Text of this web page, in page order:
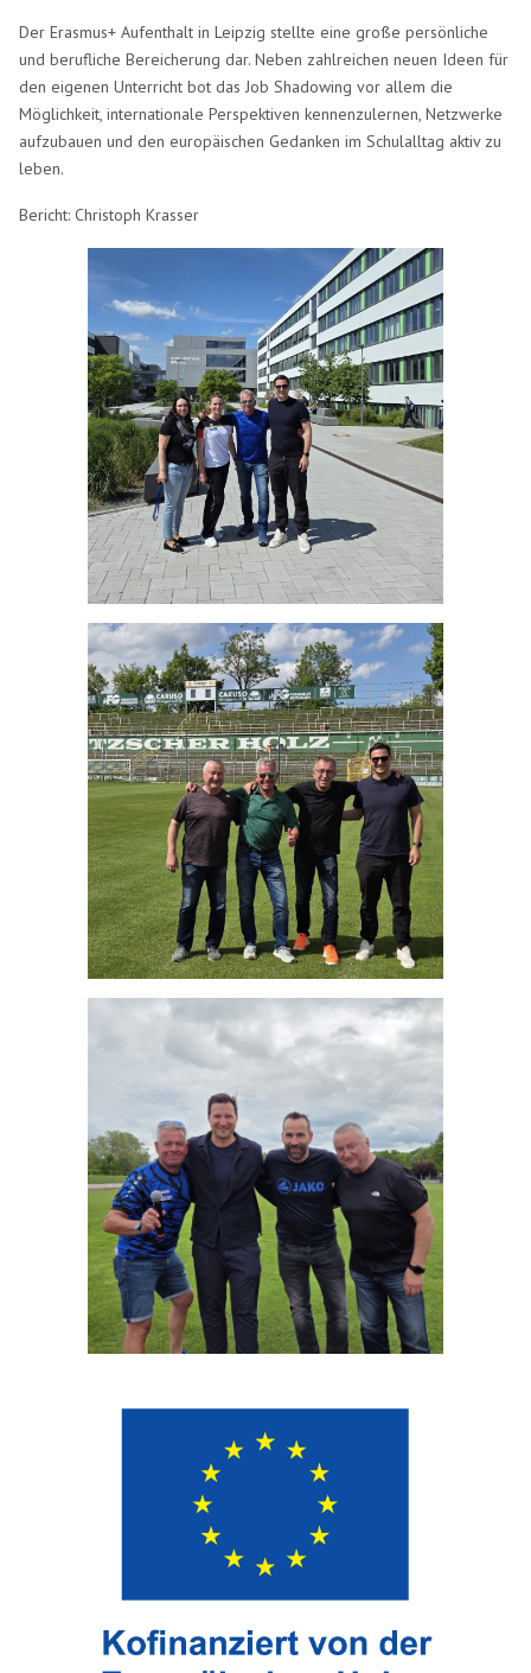
Der Erasmus+ Aufenthalt in Leipzig stellte eine große persönliche
und berufliche Bereicherung dar. Neben zahlreichen neuen Ideen für
den eigenen Unterricht bot das Job Shadowing vor allem die
Möglichkeit, internationale Perspektiven kennenzulernen, Netzwerke
aufzubauen und den europäischen Gedanken im Schulalltag aktiv zu
leben.
Bericht: Christoph Krasser